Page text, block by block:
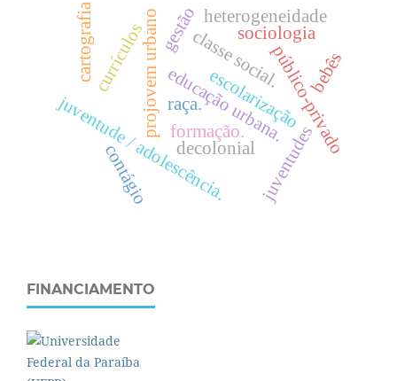
currículosprojovem urbano
juventude / adolescência.
e
d
u
c
a
ç
ã
o
u
r
b
a
n
a
.
c
l
a
s
s
e
s
o
c
i
a
l
.
raça.
gestão
juventudes
escolarização
heterogeneidade
público-privado
formação.
decolonial
bebês
contágio
cartografia sociologia
FINANCIAMENTO